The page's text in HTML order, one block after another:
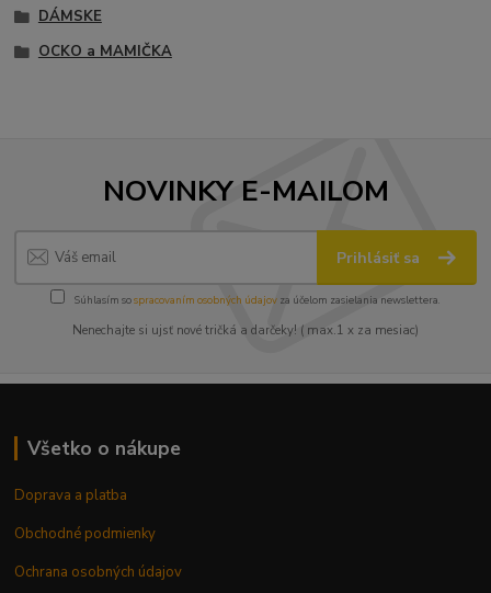
DÁMSKE
OCKO a MAMIČKA
NOVINKY E-MAILOM
Prihlásiť sa
Súhlasím sospracovaním osobných údajov za účelom zasielania newslettera.
Nenechajte si ujsť nové tričká a darčeky! ( max.1 x za mesiac)
Všetko o nákupe
Doprava a platba
Obchodné podmienky
Ochrana osobných údajov